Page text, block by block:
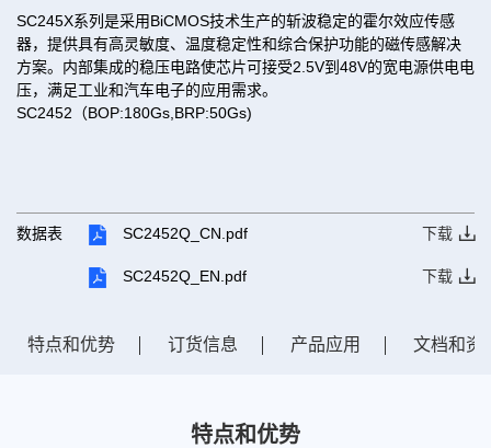
SC245X系列是采用BiCMOS技术生产的斩波稳定的霍尔效应传感
器，提供具有高灵敏度、温度稳定性和综合保护功能的磁传感解决
方案。内部集成的稳压电路使芯片可接受2.5V到48V的宽电源供电电
压，满足工业和汽车电子的应用需求。
SC2452（BOP:180Gs,BRP:50Gs)
数据表 SC2452Q_CN.pdf 下载
SC2452Q_EN.pdf 下载
特点和优势 订货信息 产品应用 文档和资
特点和优势